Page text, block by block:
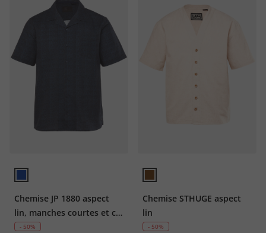
Chemise JP 1880 aspect
lin, manches courtes et col
cubain, imprimé à fleurs,
- 50%
Chemise STHUGE aspect
lin
- 50%